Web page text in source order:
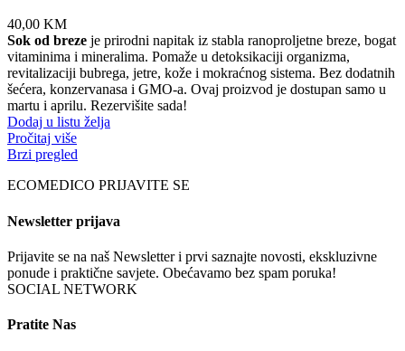
40,00 KM
Sok od breze je prirodni napitak iz stabla ranoproljetne breze, bogat
vitaminima i mineralima. Pomaže u detoksikaciji organizma,
revitalizaciji bubrega, jetre, kože i mokraćnog sistema. Bez dodatnih
šećera, konzervanasa i GMO-a. Ovaj proizvod je dostupan samo u
martu i aprilu. Rezervišite sada!
Dodaj u listu želja
Pročitaj više
Brzi pregled
ECOMEDICO PRIJAVITE SE
Newsletter prijava
Prijavite se na naš Newsletter i prvi saznajte novosti, ekskluzivne
ponude i praktične savjete. Obećavamo bez spam poruka!
SOCIAL NETWORK
Pratite Nas